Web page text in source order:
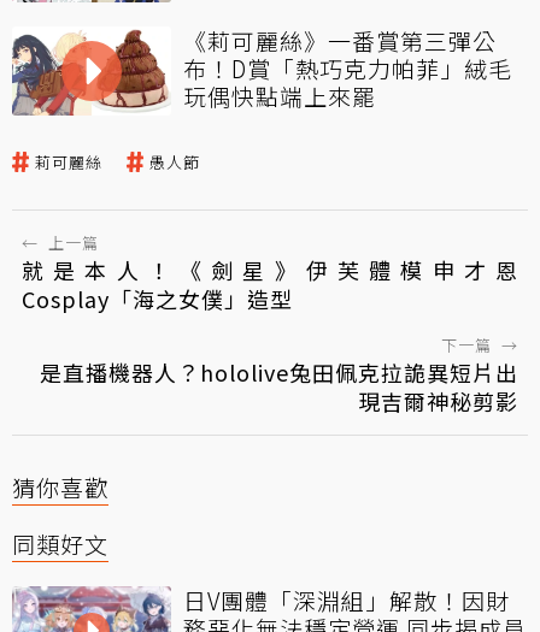
《莉可麗絲》一番賞第三彈公
布！D賞「熱巧克力帕菲」絨毛
玩偶快點端上來罷
莉可麗絲 愚人節
← 上一篇
就是本人！《劍星》伊芙體模申才恩
Cosplay「海之女僕」造型
下一篇 →
是直播機器人？hololive兔田佩克拉詭異短片出
現吉爾神秘剪影
猜你喜歡
同類好文
日V團體「深淵組」解散！因財